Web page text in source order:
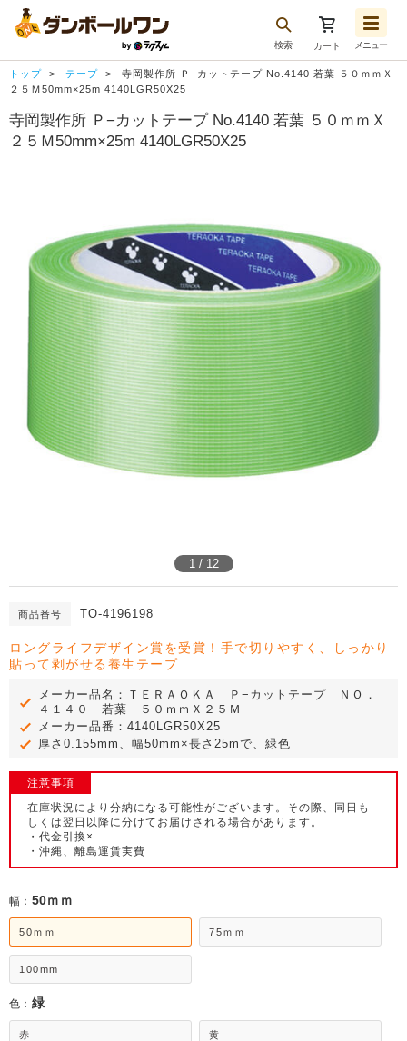
検索 カート メニュー
再注文
トップ テープ
寺岡製作所 Ｐ−カットテープ No.4140 若葉 ５０ｍｍＸ
２５Ｍ50mm×25m 4140LGR50X25
寺岡製作所 Ｐ−カットテープ No.4140 若葉 ５０ｍｍＸ
２５Ｍ50mm×25m 4140LGR50X25
1 / 12
商品番号 TO-4196198
ロングライフデザイン賞を受賞！手で切りやすく、しっかり
貼って剥がせる養生テープ
メーカー品名：ＴＥＲＡＯＫＡ Ｐ−カットテープ ＮＯ．
４１４０ 若葉 ５０ｍｍＸ２５Ｍ
メーカー品番：4140LGR50X25
厚さ0.155mm、幅50mm×長さ25mで、緑色
注意事項
在庫状況により分納になる可能性がございます。その際、同日も
しくは翌日以降に分けてお届けされる場合があります。
・代金引換×
・沖縄、離島運賃実費
幅： 50ｍｍ
50ｍｍ 75ｍｍ
100mm
色： 緑
赤 黄